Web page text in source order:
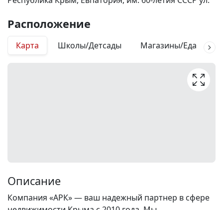
Расположение
Карта Школы/Детсады Магазины/Еда
Описание
Компания «АРК» — ваш надежный партнер в сфере